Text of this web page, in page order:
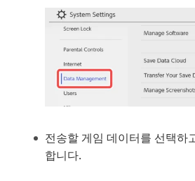
전송할 게임 데이터를 선택하
합니다.